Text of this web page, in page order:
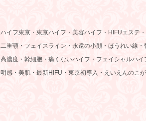
ハイフ東京・東京ハイフ・美容ハイフ・HIFUエステ
二重顎・フェイスライン・永遠の小顔・ほうれい線
高濃度・幹細胞・痛くないハイフ・フェイシャルハ
明感・美肌・最新HIFU・東京初導入・えいえんのこ